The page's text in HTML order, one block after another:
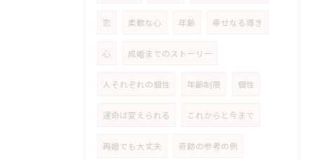
恋 柔軟な心 年齢 幸せなる導き
心 成婚までのストーリー
人それぞれの個性 年齢制限 個性
運命は変えられる これからと今まで
再婚でも大丈夫 奇跡の参考の例